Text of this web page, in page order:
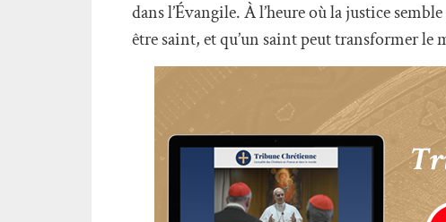
dans l’Évangile. À l’heure où la justice
être saint, et qu’un saint peut transformer